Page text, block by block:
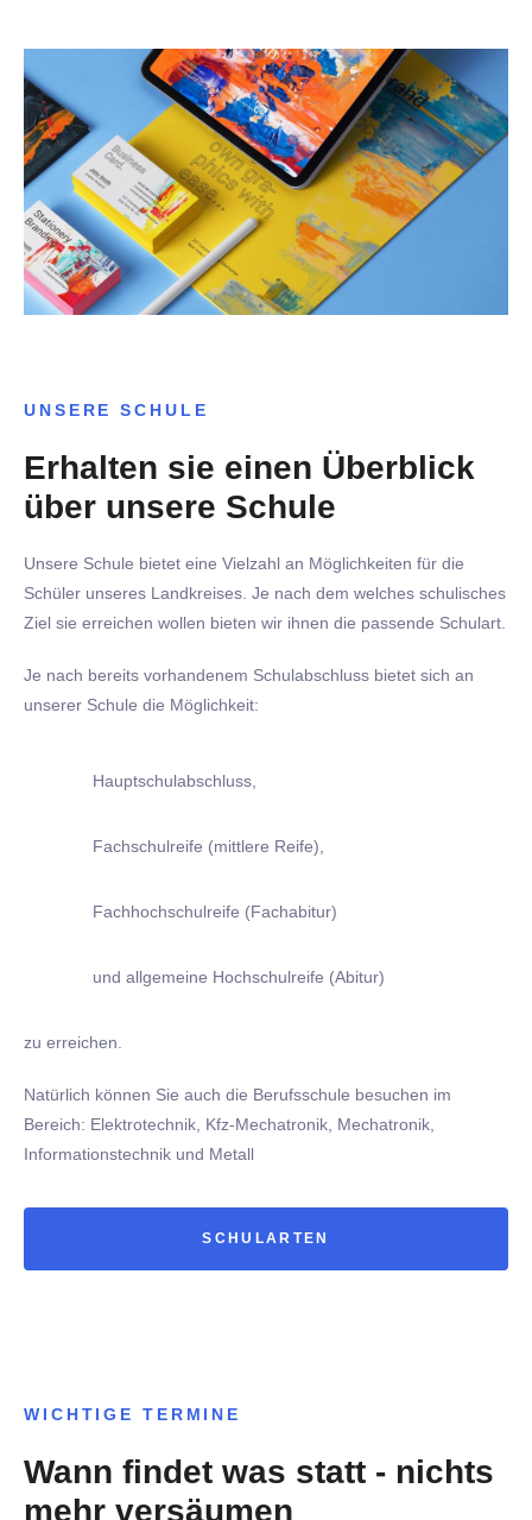
UNSERE SCHULE
Erhalten sie einen Überblick
über unsere Schule
Unsere Schule bietet eine Vielzahl an Möglichkeiten für die
Schüler unseres Landkreises. Je nach dem welches schulisches
Ziel sie erreichen wollen bieten wir ihnen die passende Schulart.
Je nach bereits vorhandenem Schulabschluss bietet sich an
unserer Schule die Möglichkeit:
Hauptschulabschluss,
Fachschulreife (mittlere Reife),
Fachhochschulreife (Fachabitur)
und allgemeine Hochschulreife (Abitur)
zu erreichen.
Natürlich können Sie auch die Berufsschule besuchen im
Bereich: Elektrotechnik, Kfz-Mechatronik, Mechatronik,
Informationstechnik und Metall
SCHULARTEN
WICHTIGE TERMINE
Wann findet was statt - nichts
mehr versäumen